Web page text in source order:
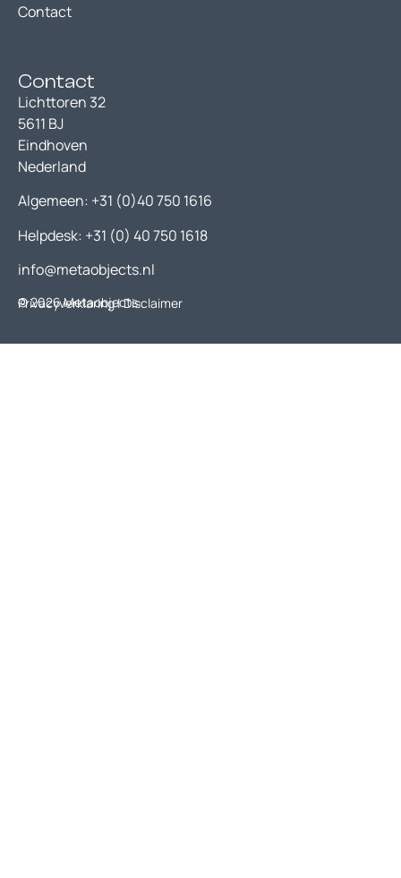
Contact
Contact
Lichttoren 32
5611 BJ
Eindhoven
Nederland
Algemeen: +31 (0)40 750 1616
Helpdesk: +31 (0) 40 750 1618
info@metaobjects.nl
© 2026 Metaobjects
Privacyverklaring| Disclaimer